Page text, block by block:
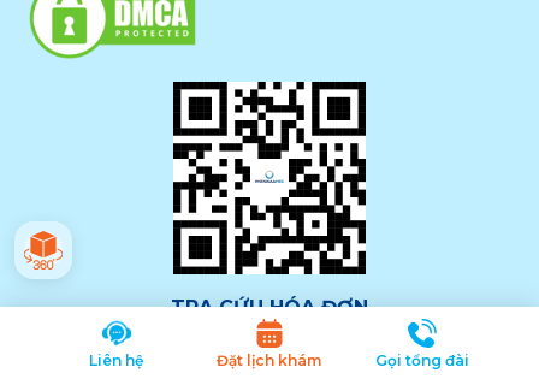
TRA CỨU HÓA ĐƠN
Liên hệ Đặt lịch khám Gọi tổng đài